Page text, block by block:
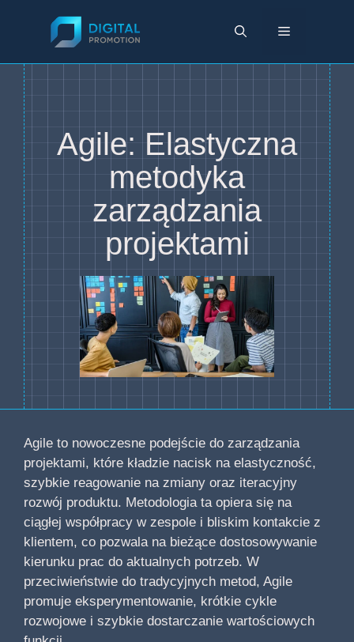
Menu
Agile: Elastyczna
metodyka
zarządzania
projektami
Agile to nowoczesne podejście do zarządzania
projektami, które kładzie nacisk na elastyczność,
szybkie reagowanie na zmiany oraz iteracyjny
rozwój produktu. Metodologia ta opiera się na
ciągłej współpracy w zespole i bliskim kontakcie z
klientem, co pozwala na bieżące dostosowywanie
kierunku prac do aktualnych potrzeb. W
przeciwieństwie do tradycyjnych metod, Agile
promuje eksperymentowanie, krótkie cykle
rozwojowe i szybkie dostarczanie wartościowych